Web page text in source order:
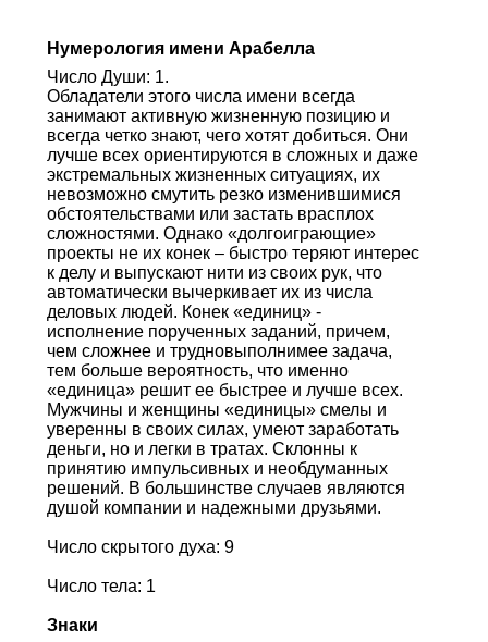
Нумерология имени Арабелла
Число Души: 1.
Обладатели этого числа имени всегда
занимают активную жизненную позицию и
всегда четко знают, чего хотят добиться. Они
лучше всех ориентируются в сложных и даже
экстремальных жизненных ситуациях, их
невозможно смутить резко изменившимися
обстоятельствами или застать врасплох
сложностями. Однако «долгоиграющие»
проекты не их конек – быстро теряют интерес
к делу и выпускают нити из своих рук, что
автоматически вычеркивает их из числа
деловых людей. Конек «единиц» -
исполнение порученных заданий, причем,
чем сложнее и трудновыполнимее задача,
тем больше вероятность, что именно
«единица» решит ее быстрее и лучше всех.
Мужчины и женщины «единицы» смелы и
уверенны в своих силах, умеют заработать
деньги, но и легки в тратах. Склонны к
принятию импульсивных и необдуманных
решений. В большинстве случаев являются
душой компании и надежными друзьями.
Число скрытого духа: 9
Число тела: 1
Знаки